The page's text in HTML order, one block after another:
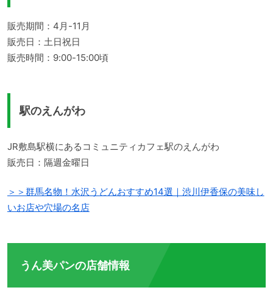
販売期間：4月-11月
販売日：土日祝日
販売時間：9:00-15:00頃
駅のえんがわ
JR敷島駅横にあるコミュニティカフェ駅のえんがわ
販売日：隔週金曜日
＞＞群馬名物！水沢うどんおすすめ14選｜渋川伊香保の美味し
いお店や穴場の名店
うん美パンの店舗情報